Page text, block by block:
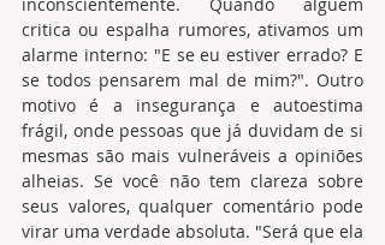
inconscientemente. Quando alguém
critica ou espalha rumores, ativamos um
alarme interno: "E se eu estiver errado? E
se todos pensarem mal de mim?". Outro
motivo é a insegurança e autoestima
frágil, onde pessoas que já duvidam de si
mesmas são mais vulneráveis a opiniões
alheias. Se você não tem clareza sobre
seus valores, qualquer comentário pode
virar uma verdade absoluta. "Será que ela